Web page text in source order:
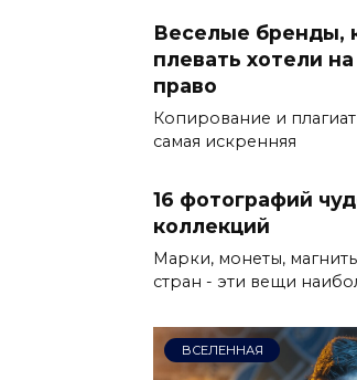
Веселые бренды,
плевать хотели
право
Копирование и
самая искренняя
16 фотографий
коллекций
Марки, монеты,
стран - эти вещи
ВСЕЛЕННАЯ